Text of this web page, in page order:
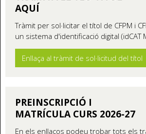
AQUÍ
Tràmit per sol·licitar el títol de CFPM i
un sistema d'identificació digital (idCAT
Enllaça al tràmit de sol·licitud del títol
PREINSCRIPCIÓ I
MATRÍCULA CURS 2026-27
En els enllaços podeu trobar tots els